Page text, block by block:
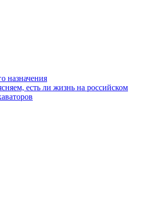
назначения
есть ли жизнь на российском